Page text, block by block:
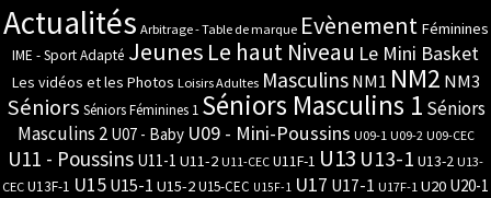
Actualités Arbitrage - Table de marque Evènement Féminines
IME - Sport Adapté Jeunes Le haut Niveau Le Mini Basket
Les vidéos et les Photos Loisirs Adultes Masculins NM1 NM2 NM3
Séniors Séniors Féminines 1 Séniors Masculins 1 Séniors
Masculins 2 U07 - Baby U09 - Mini-Poussins U09-1 U09-2 U09-CEC
U11 - Poussins U11-1 U11-2 U11-CEC U11F-1 U13 U13-1 U13-2 U13-
CEC U13F-1 U15 U15-1 U15-2U15-CEC U15F-1 U17 U17-1 U17F-1 U20 U20-1